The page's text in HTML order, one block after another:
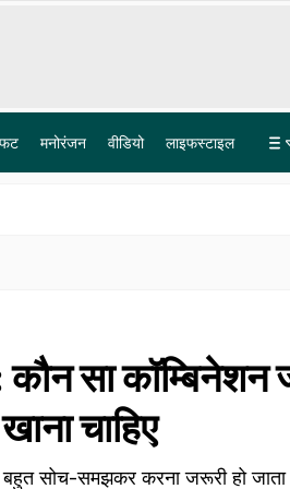
मनोरंजन वीडियो लाइफस्टाइल
सा कॉम्बिनेशन
चाहिए
सोच-समझकर करना जरूरी हो